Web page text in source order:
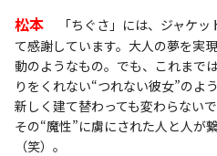
松本
「ちぐさ」には、ジャケ
て感謝しています。大人の夢を実
動のようなもの。でも、これまで
りをくれない“つれない彼女”のよ
新しく建て替わっても変わらない
その“魔性”に虜にされた人と人が
（笑）。